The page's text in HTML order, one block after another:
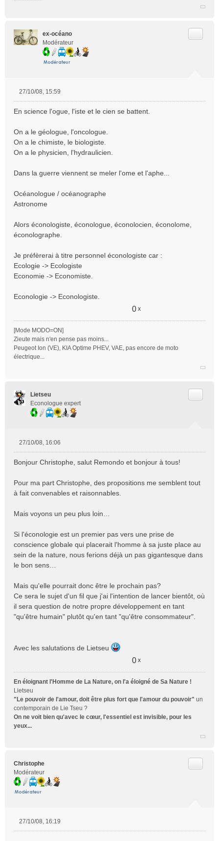
ex-océano
Modérateur
s
a
g
e
n
u
27/10/08, 15:59
En science l'ogue, l'iste et le cien se battent.
On a le géologue, l'oncologue.
On a le chimiste, le biologiste.
On a le physicien, l'hydraulicien.
Dans la guerre viennent se meler l'ome et l'aphe...
Océanologue / océanographe
Astronome
Alors éconologiste, éconologue, éconolocien, éconolome,
éconolographe.
Je préfèrerai à titre personnel éconologiste car :
Ecologie -> Ecologiste
Economie -> Economiste.
Econologie -> Econologiste.
0 x
[Mode MODO=ON]
Zieute mais n'en pense pas moins...
Peugeot Ion (VE), KIA Optime PHEV, VAE, pas encore de moto
électrique...
Lietseu
Econologue expert
s
a
g
l
u
27/10/08, 16:06
Bonjour Christophe, salut Remondo et bonjour à tous!
Pour ma part Christophe, des propositions me semblent tout
à fait convenables et raisonnables.
Mais voyons un peu plus loin…
Si l'éconologie est un premier pas vers une prise de
conscience globale qui placerait l'homme à sa juste place au
sein de la nature, nous ferions déjà un pas gigantesque dans
le bon sens…
Mais qu'elle pourrait donc être le prochain pas?
Ce sera le sujet d'un fil que j'ai l'intention de lancer bientôt, où
il sera question de notre propre développement en tant
"qu'être humain" plutôt qu'en tant "qu'être consommateur".
Avec les salutations de Lietseu
0 x
En éloignant l'Homme de La Nature, on l'a éloigné de Sa Nature !
Lietseu
"Le pouvoir de l'amour, doit être plus fort que l'amour du pouvoir" un
contemporain de Lie Tseu ?
On ne voit bien qu'avec le cœur, l'essentiel est invisible, pour les
yeux...
Christophe
Modérateur
27/10/08, 16:19